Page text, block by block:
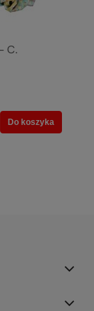
C.
Do koszyka